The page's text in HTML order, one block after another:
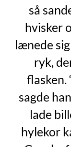
så
hvisker
lænede
ryk,
flasken.
sagde
lade
hylekor